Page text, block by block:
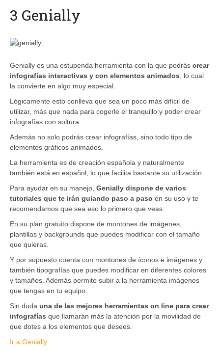
3 Genially
Genially es una estupenda herramienta con la que podrás crear
infografías interactivas y con elementos animados , lo cual
la convierte en algo muy especial.
Lógicamente esto conlleva que sea un poco más difícil de
utilizar, más que nada para cogerle el tranquillo y poder crear
infografías con soltura.
Además no solo podrás crear infografías, sino todo tipo de
elementos gráficos animados.
La herramienta es de creación española y naturalmente
también está en español, lo que facilita bastante su utilización.
Para ayudar en su manejo, Genially dispone de varios
tutoriales que te irán guiando paso a paso en su uso y te
recomendamos que sea eso lo primero que veas.
En su plan gratuito dispone de montones de imágenes,
plantillas y backgrounds que puedes modificar con el tamaño
que quieras.
Y por supuesto cuenta con montones de íconos e imágenes y
también tipografías que puedes modificar en diferentes colores
y tamaños. Además permite subir a la herramienta imágenes
que tengas en tu equipo.
Sin duda una de las mejores herramientas on line para crear
infografías que llamarán más la atención por la movilidad de
que dotes a los elementos que desees.
Ir a Genially